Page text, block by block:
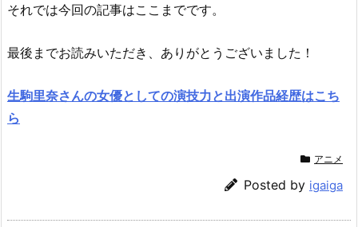
それでは今回の記事はここまでです。
最後までお読みいただき、ありがとうございました！
生駒里奈さんの女優としての演技力と出演作品経歴はこち
ら
アニメ
Posted by igaiga